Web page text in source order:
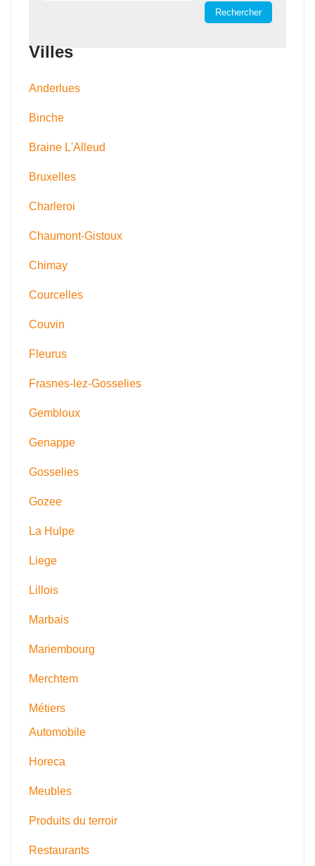
Villes
Anderlues
Binche
Braine L'Alleud
Bruxelles
Charleroi
Chaumont-Gistoux
Chimay
Courcelles
Couvin
Fleurus
Frasnes-lez-Gosselies
Gembloux
Genappe
Gosselies
Gozee
La Hulpe
Liege
Lillois
Marbais
Mariembourg
Merchtem
Métiers
Automobile
Horeca
Meubles
Produits du terroir
Restaurants